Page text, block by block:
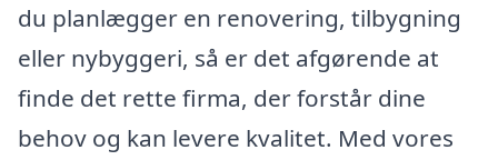
du planlægger en renovering, tilbygning
eller nybyggeri, så er det afgørende at
finde det rette firma, der forstår dine
behov og kan levere kvalitet. Med vores